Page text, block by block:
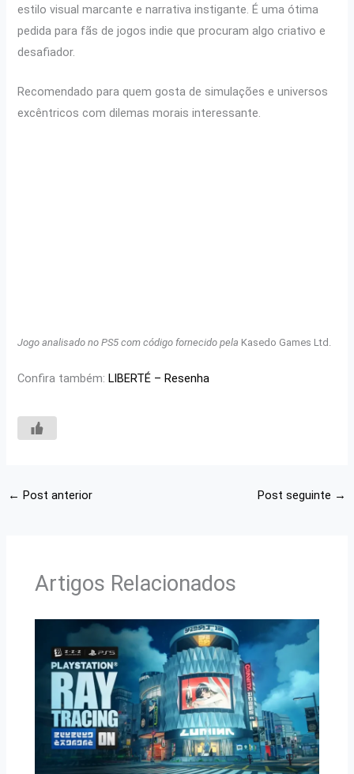
estilo visual marcante e narrativa instigante. É uma ótima
pedida para fãs de jogos indie que procuram algo criativo e
desafiador.
Recomendado para quem gosta de simulações e universos
excêntricos com dilemas morais interessante.
Jogo analisado no PS5 com código fornecido pela Kasedo Games Ltd.
Confira também: LIBERTÉ – Resenha
← Post anterior Post seguinte →
Artigos Relacionados